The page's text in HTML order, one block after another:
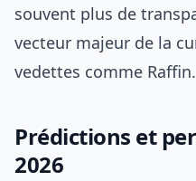
souvent plus de
vecteur majeur de la
vedettes comme Raffin.
Prédictions et
2026